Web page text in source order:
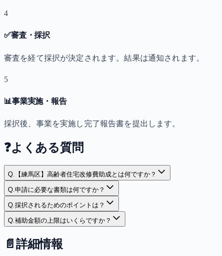
4
✅審査・採択
審査を経て採択が決定されます。結果は通知されます。
5
📊事業実施・報告
採択後、事業を実施し完了報告書を提出します。
❓よくある質問
Q. 【練馬区】高齢者住宅改修費助成とは何ですか？
Q.申請に必要な書類は何ですか？
Q.採択されるためのポイントは？
Q.補助金額の上限はいくらですか？
📄 詳細情報